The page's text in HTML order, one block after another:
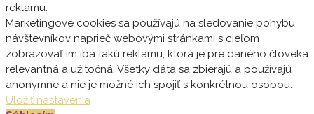
reklamu.
Marketingové cookies sa používajú na sledovanie pohybu
návštevníkov naprieč webovými stránkami s cieľom
zobrazovať im iba takú reklamu, ktorá je pre daného človeka
relevantná a užitočná. Všetky dáta sa zbierajú a používajú
anonymne a nie je možné ich spojiť s konkrétnou osobou.
Uložiť nastavenia